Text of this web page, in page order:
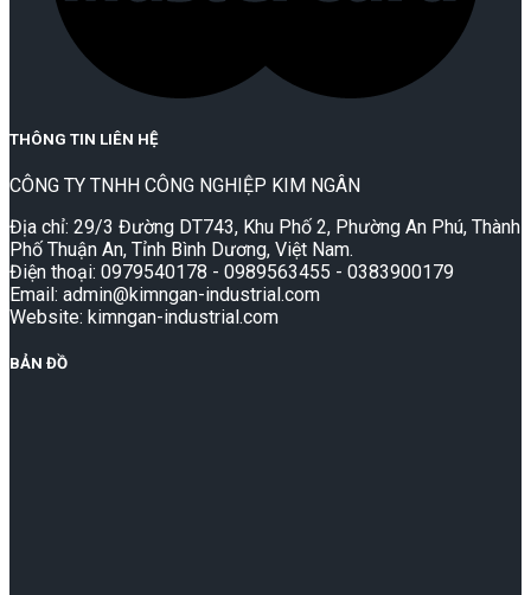
THÔNG TIN LIÊN HỆ
CÔNG TY TNHH CÔNG NGHIỆP KIM NGÂN
Địa chỉ: 29/3 Đường DT743, Khu Phố 2, Phường An Phú, Thành
Phố Thuận An, Tỉnh Bình Dương, Việt Nam.
Điện thoại: 0979540178 - 0989563455 - 0383900179
Email: admin@kimngan-industrial.com
Website: kimngan-industrial.com
BẢN ĐỒ